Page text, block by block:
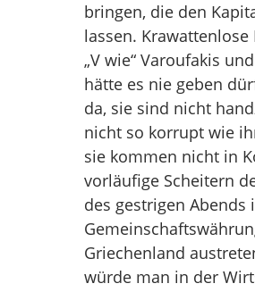
bringen, die den
lassen. Krawattenlose
„V wie“ Varoufakis
hätte es nie geben
da, sie sind nicht
nicht so korrupt wie
sie kommen nicht in
vorläufige Scheitern
des gestrigen
Griechenland
würde man in der